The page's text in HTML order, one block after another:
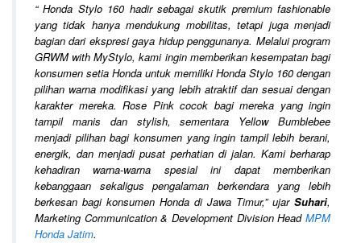
“Honda Stylo 160 hadir sebagai skutik premium fashionable
yang tidak hanya mendukung mobilitas, tetapi juga menjadi
bagian dari ekspresi gaya hidup penggunanya. Melalui program
GRWM with MyStylo, kami ingin memberikan kesempatan bagi
konsumen setia Honda untuk memiliki Honda Stylo 160 dengan
pilihan warna modifikasi yang lebih atraktif dan sesuai dengan
karakter mereka. Rose Pink cocok bagi mereka yang ingin
tampil manis dan stylish, sementara Yellow Bumblebee
menjadi pilihan bagi konsumen yang ingin tampil lebih berani,
energik, dan menjadi pusat perhatian di jalan. Kami berharap
kehadiran warna-warna spesial ini dapat memberikan
kebanggaan sekaligus pengalaman berkendara yang lebih
berkesan bagi konsumen Honda di Jawa Timur,” ujar Suhari,
Marketing Communication & Development Division Head MPM
Honda Jatim.